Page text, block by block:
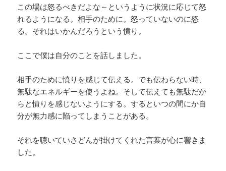
この場は怒るべきだよな～というように状況に応じて怒
れるようになる。相手のために。怒っていないのに怒
る。それはいかんだろうという憤り。
ここで僕は自分のことを話しました。
相手のために憤りを感じて伝える。でも伝わらない時、
無駄なエネルギーを使うよね。そして伝えても無駄だか
らと憤りを感じないようにする。するといつの間にか自
分が無力感に陥ってしまうことがある。
それを聴いていさどんが掛けてくれた言葉が心に響きま
した。